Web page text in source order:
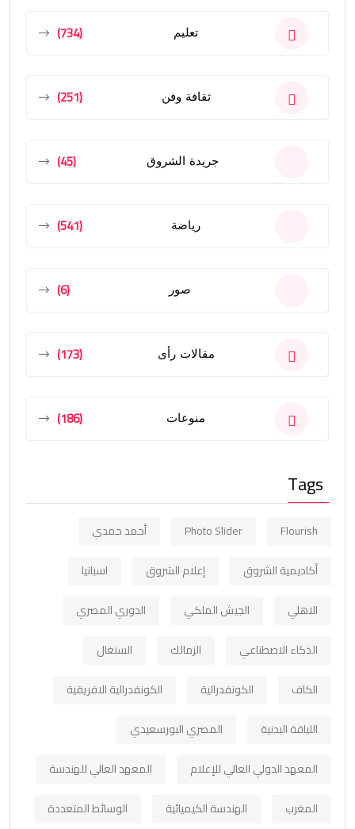
تعليم (734)
ثقافة وفن (251)
جريدة الشروق (45)
رياضة (541)
صور (6)
مقالات رأى (173)
منوعات (186)
Tags
Flourish
Photo Slider
أحمد حمدي
أكاديمية الشروق
إعلام الشروق
اسبانيا
الاهلي
الجيش الملكي
الدوري المصري
الذكاء الاصطناعي
الزمالك
السنغال
الكاف
الكونفدرالية
الكونفدرالية الافريقية
اللياقة البدنية
المصري البورسعيدي
المعهد الدولي العالي للإعلام
المعهد العالي للهندسة
المغرب
الهندسة الكيميائية
الوسائط المتعددة